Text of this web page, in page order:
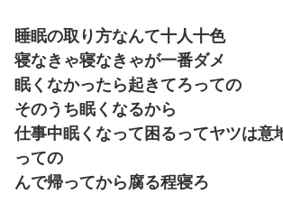
睡眠の取り方なんて十人十色
寝なきゃ寝なきゃが一番ダメ
眠くなかったら起きてろっての
そのうち眠くなるから
仕事中眠くなって困るってヤツは意
っての
んで帰ってから腐る程寝ろ